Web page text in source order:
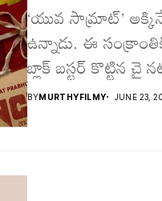
‘యువ సామ్రాట్’
ఉన్నాడు. ఈ
బ్లాక్ బస్టర్ కొట్టిన చై
BYMURTHYFILMY JUNE 23,